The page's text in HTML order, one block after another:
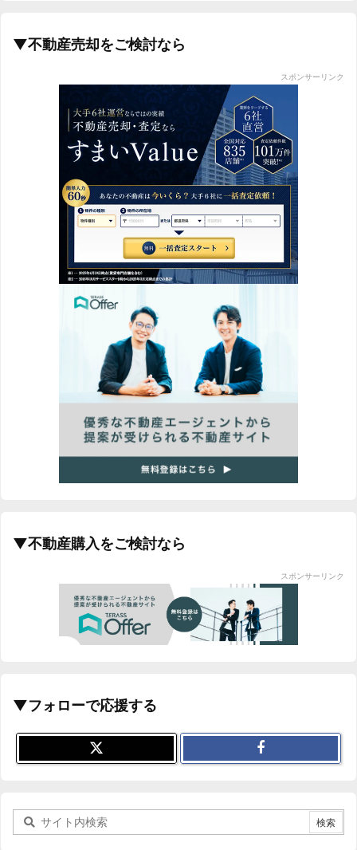
▼不動産売却をご検討なら
スポンサーリンク
▼不動産購入をご検討なら
スポンサーリンク
▼フォローで応援する